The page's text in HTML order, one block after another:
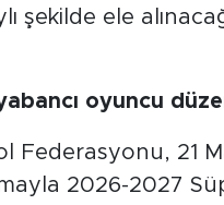
şekilde ele
oyuncu
Federasyonu, 21
2026-2027